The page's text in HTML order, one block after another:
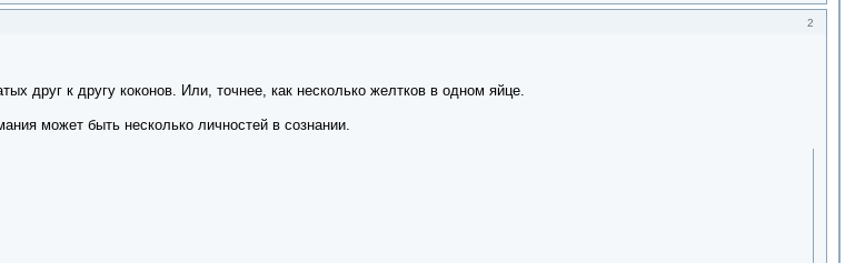
2
друг к другу коконов. Или, точнее, как несколько желтков в одном яйце.
может быть несколько личностей в сознании.